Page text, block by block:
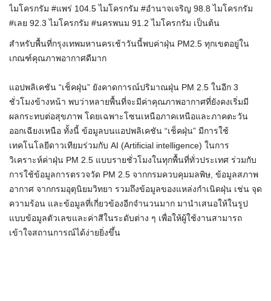
ไมโครกรัม #แพร่ 104.5 ไมโครกรัม #อำนาจเจริญ 98.8 ไมโครกรัม
#เลย 92.3 ไมโครกรัม #นครพนม 91.2 ไมโครกรัม เป็นต้น
สำหรับพื้นที่กรุงเทพมหานครเช้าวันนี้พบค่าฝุ่น PM2.5 ทุกเขตอยู่ใน
เกณฑ์คุณภาพอากาศดีมาก
แอปพลิเคชัน “เช็คฝุ่น” ยังคาดการณ์ปริมาณฝุ่น PM 2.5 ในอีก 3
ชั่วโมงข้างหน้า พบว่าหลายพื้นที่จะมีค่าคุณภาพอากาศที่ยังคงเริ่มมี
ผลกระทบต่อสุขภาพ โดยเฉพาะโซนเหนือภาคเหนือและภาคตะวัน
ออกเฉียงเหนือ ทั้งนี้ ข้อมูลบนแอปพลิเคชัน “เช็คฝุ่น” มีการใช้
เทคโนโลยีดาวเทียมร่วมกับ AI (Artificial intelligence) ในการ
วิเคราะห์ค่าฝุ่น PM 2.5 แบบรายชั่วโมงในทุกพื้นที่ทั่วประเทศ ร่วมกับ
การใช้ข้อมูลการตรวจวัด PM 2.5 จากกรมควบคุมมลพิษ, ข้อมูลสภาพ
อากาศ จากกรมอุตุนิยมวิทยา รวมถึงข้อมูลของแหล่งกำเนิดฝุ่น เช่น จุด
ความร้อน และข้อมูลที่เกี่ยวข้องอีกจำนวนมาก มานำเสนอให้ในรูป
แบบข้อมูลตัวเลขและค่าสีในระดับต่าง ๆ เพื่อให้ผู้ใช้งานสามารถ
เข้าใจสถานการณ์ได้ง่ายยิ่งขึ้น